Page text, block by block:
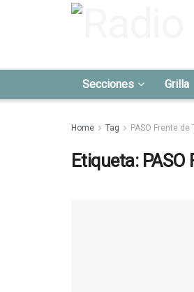
Secciones Grilla
Home Tag PASO Frente de
Etiqueta: